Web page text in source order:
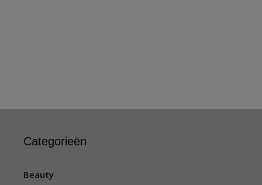
Categorieën
Beauty